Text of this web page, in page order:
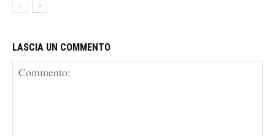
LASCIA UN COMMENTO